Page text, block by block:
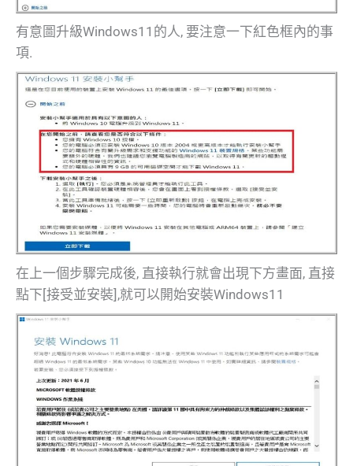
有意圖升級Windows11的人, 要注意一下紅色框內的事
項.
在上一個步驟完成後, 直接執行就會出現下方畫面, 直接
點下[接受並安裝],就可以開始安裝Windows11